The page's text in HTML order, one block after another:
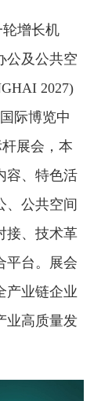
增长机
公及公共空
2027)
际博览中
展会，本
容、特色活
、公共空间
接、技术革
平台。展会
产业链企业
业高质量发